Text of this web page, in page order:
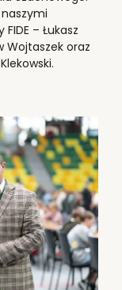
– Łukasz
Wojtaszek oraz